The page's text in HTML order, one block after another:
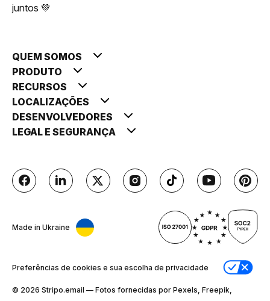
juntos 💚
QUEM SOMOS
PRODUTO
RECURSOS
LOCALIZAÇÕES
DESENVOLVEDORES
LEGAL E SEGURANÇA
Made in Ukraine
Preferências de cookies e sua escolha de privacidade
© 2026 Stripо.email — Fotos fornecidas por Pexels, Freepik,